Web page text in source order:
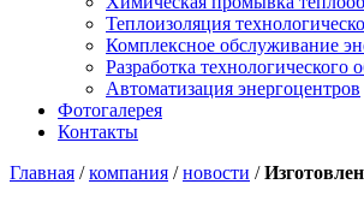
Теплоизоляция
Комплексное обслуживание
Разработка технологического
Автоматизация энергоцентров
Фотогалерея
Контакты
Главная /компания /новости /